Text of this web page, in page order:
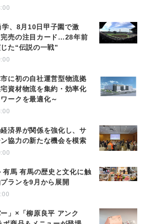
、8月10日甲子園で激
売の注目カード…28年前
た“伝説の一戦”
に初の自社運営型物流拠
資材物流を集約・効率化
ークを最適化～
済界が関係を強化し、サ
協力の新たな機会を模索
有馬 有馬の歴史と文化に触
ランを9月から展開
ー」×「柳原良平 アンク